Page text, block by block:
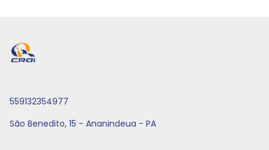
559132354977
São Benedito, 15 - Ananindeua - PA